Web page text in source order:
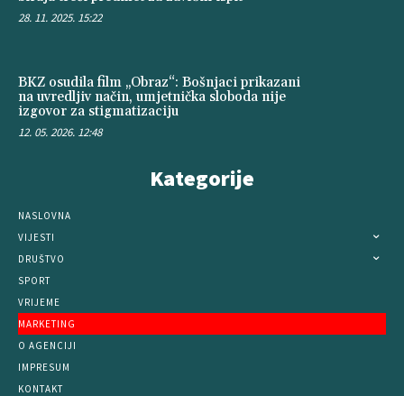
28. 11. 2025. 15:22
BKZ osudila film „Obraz“: Bošnjaci prikazani
na uvredljiv način, umjetnička sloboda nije
izgovor za stigmatizaciju
12. 05. 2026. 12:48
Kategorije
NASLOVNA
VIJESTI
DRUŠTVO
SPORT
VRIJEME
MARKETING
O AGENCIJI
IMPRESUM
KONTAKT